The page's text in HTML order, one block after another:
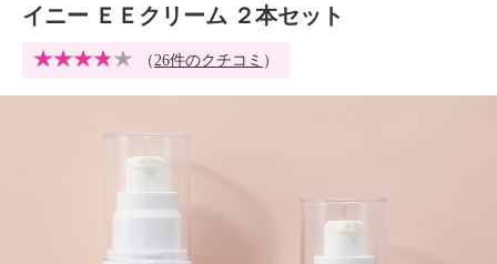
イニー ＥＥクリーム ２本セット
（26件のクチコミ ）